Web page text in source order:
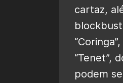
cartaz,
“Tenet”,
podem